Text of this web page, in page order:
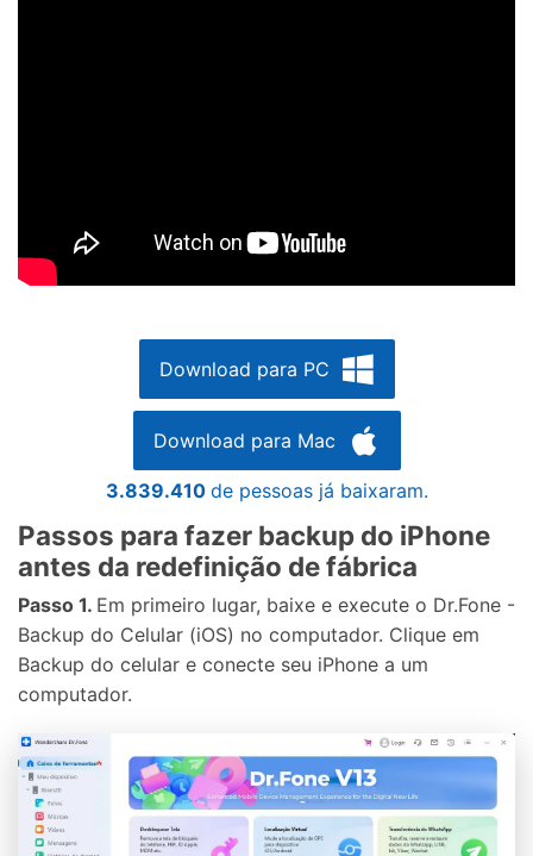
Download para PC
Download para Mac
3.839.410 de pessoas já baixaram.
Passos para fazer backup do iPhone
antes da redefinição de fábrica
Passo 1. Em primeiro lugar, baixe e execute o Dr.Fone -
Backup do Celular (iOS) no computador. Clique em
Backup do celular e conecte seu iPhone a um
computador.